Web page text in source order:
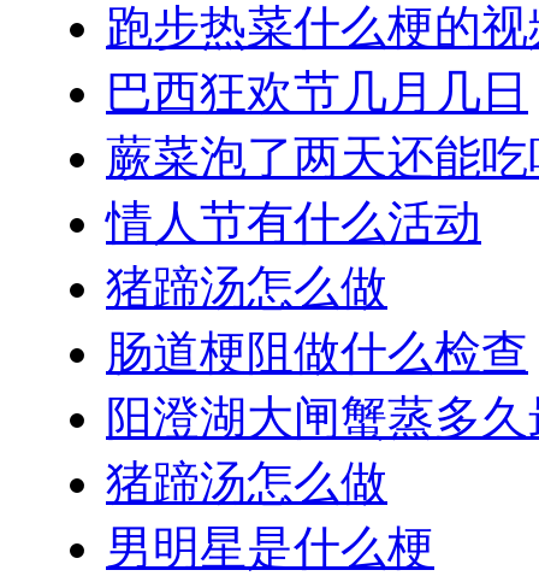
跑步热菜什么梗的视
巴西狂欢节几月几日
蕨菜泡了两天还能吃
情人节有什么活动
猪蹄汤怎么做
肠道梗阻做什么检查
阳澄湖大闸蟹蒸多
猪蹄汤怎么做
男明星是什么梗